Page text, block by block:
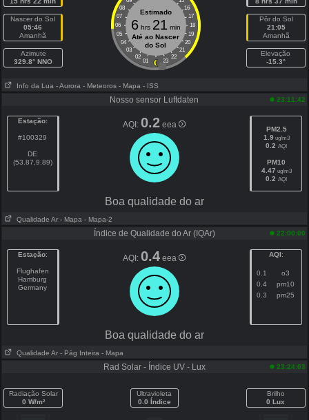
Nascer do Sol
05:46
Amanhã
Azimute
329.8° NNO
08
16
07
17
06
18
05
19
04
20
03
21
02
22
01 23
Estimado
6hrs 21 min
Até ao Nascer
do Sol
Pôr do Sol
21:05
Amanhã
Elevação
-15.3°
Info da Lua - Aurora - Meteoros - Mapa - ISS
Nosso sensor Luftdaten 23:11:42
Estação:
#100329
DE
(53.87,9.89)
AQI:0.2 eea
PM2.5
1.9 ug/m3
0.2 AQI
PM10
4.47 ug/m3
0.2 AQI
Boa qualidade do ar
Qualidade Ar - Mapa - Mapa-2
Índice de Qualidade do Ar (IQAr) 22:00:00
Estação:
Flughafen
Hamburg
Germany
AQI:0.4 eea AQI:
0.1
o3
0.4
pm10
0.3
pm25
Boa qualidade do ar
Qualidade Ar - Pág Inteira - Mapa
Rad Solar - Índice UV - Lux 23:24:03
Radiação Solar
0 W/m²
Ultravioleta
0.0 Índice
Brilho
0 Lux